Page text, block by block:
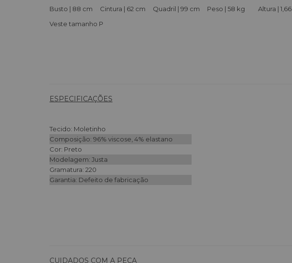
Busto | 88 cm Cintura | 62 cm Quadril | 99 cm Peso | 58 kg Altura | 1,66
Veste tamanho P
ESPECIFICAÇÕES
Tecido: Moletinho
Composição: 96% viscose, 4% elastano
Cor: Preto
Modelagem: Justa
Gramatura: 220
Garantia: Defeito de fabricação
CUIDADOS COM A PEÇA